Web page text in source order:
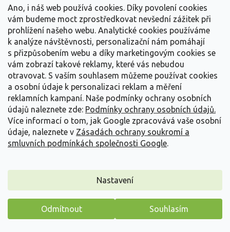
Ano, i náš web používá cookies. Díky povolení cookies
vám budeme moct zprostředkovat nevšední zážitek při
prohlížení našeho webu. Analytické cookies používáme
k analýze návštěvnosti, personalizační nám pomáhají
s přizpůsobením webu a díky marketingovým cookies se
vám zobrazí takové reklamy, které vás nebudou
otravovat. S vaším souhlasem můžeme používat cookies
a osobní údaje k personalizaci reklam a měření
reklamních kampaní. Naše podmínky ochrany osobních
údajů naleznete zde: Podmínky ochrany osobních údajů.
Více informací o tom, jak Google zpracovává vaše osobní
údaje, naleznete v Zásadách ochrany soukromí a
smluvních podmínkách společnosti Google.
Nastavení
Odmítnout Souhlasím
Dřezovec trojtrnný f. inermis
Gleditsia triacanthos f. inermis
Skladem - přeprava naším autem (7 ks)
od9 499 Kč/ ks
Detail
Dřezovec trojtrnný beztrnný je statný, ale vzdušný strom, který
vytváří lehký, propustný stín a...
Máme pro vás malý dárek